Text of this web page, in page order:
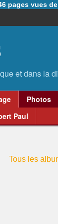
pages vues
Photos
Paul
Tous les